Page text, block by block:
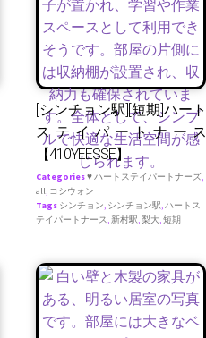
[シンチョン駅][短期]ハート
ステイパートナース
【410YEESSE】
Categories♥ ハートステイパートナーズ,
all, コシウォン
Tags シンチョン, シンチョン駅,ハートス
テイパートナース,新村駅,梨大,短期